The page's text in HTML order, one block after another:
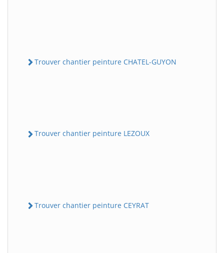
Trouver chantier peinture CHATEL-GUYON
Trouver chantier peinture LEZOUX
Trouver chantier peinture CEYRAT